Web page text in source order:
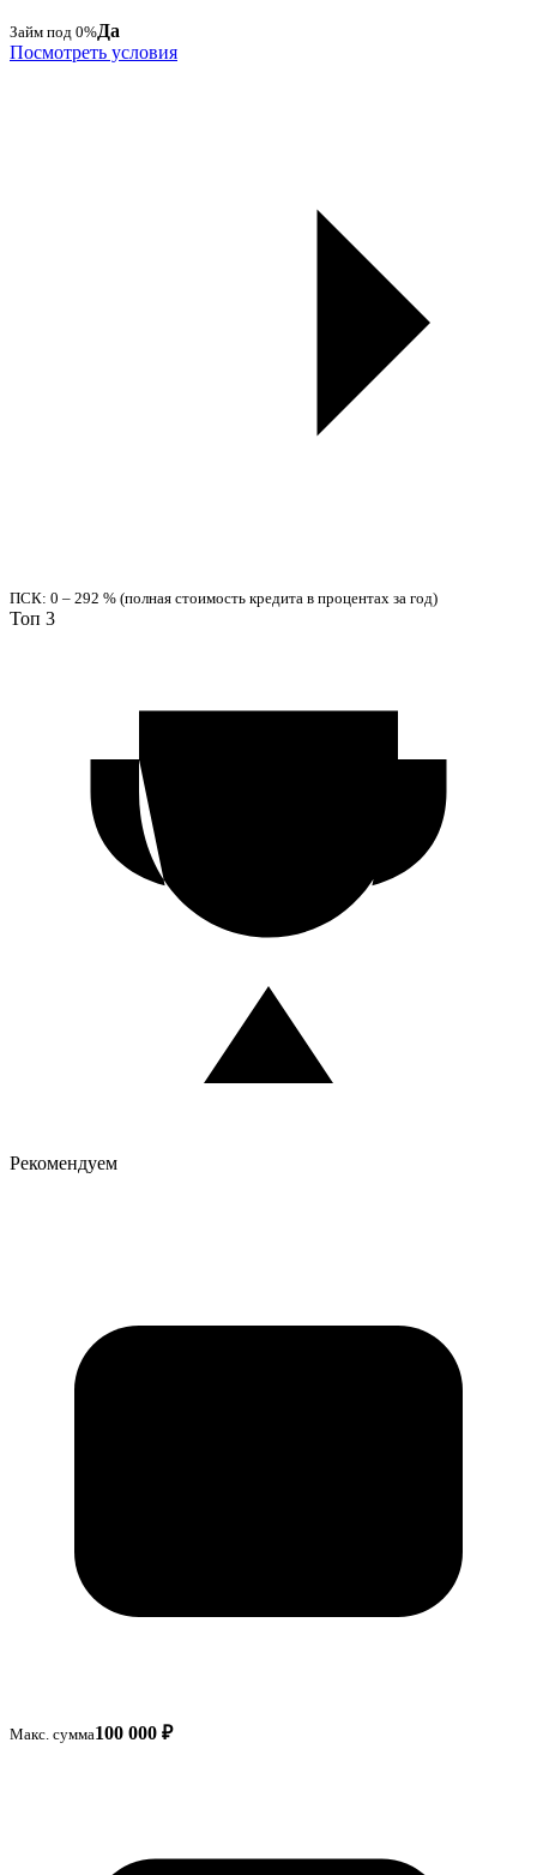
Займ под 0%Да
Посмотреть условия
ПСК: 0 – 292 % (полная стоимость кредита в процентах за год)
Топ 3
Рекомендуем
Макс. сумма100 000 ₽